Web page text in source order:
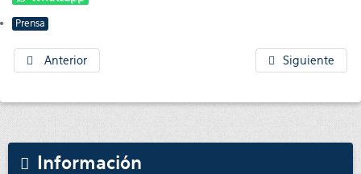
Prensa
Anterior Siguiente
Información